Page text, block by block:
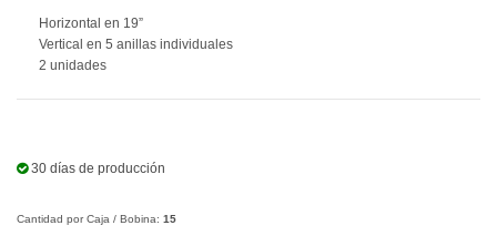
Horizontal en 19”
Vertical en 5 anillas individuales
2 unidades
30 días de producción
Cantidad por Caja / Bobina: 15